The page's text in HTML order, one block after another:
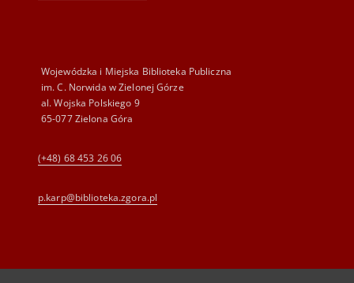
Wojewódzka i Miejska Biblioteka Publiczna
im. C. Norwida w Zielonej Górze
al. Wojska Polskiego 9
65-077 Zielona Góra
(+48) 68 453 26 06
p.karp@biblioteka.zgora.pl